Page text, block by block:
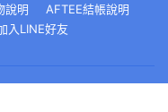
說明
AFTEE結帳說明
入LINE好友